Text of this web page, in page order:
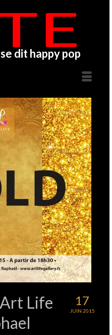
dit happy pop
17
JUIN 2015
Life